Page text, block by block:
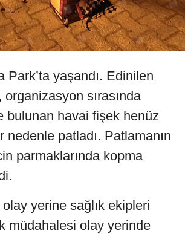
Park’ta yaşandı. Edinilen
sırasında
bulunan havai fişek henüz
nedenle patladı. Patlamanın
parmaklarında kopma
yerine sağlık ekipleri
müdahalesi olay yerinde